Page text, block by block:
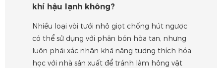
khí hậu lạnh không?
Nhiều loại vòi tưới nhỏ giọt chống hút ngược
có thể sử dụng với phân bón hòa tan, nhưng
luôn phải xác nhận khả năng tương thích hóa
học với nhà sản xuất để tránh làm hỏng vật